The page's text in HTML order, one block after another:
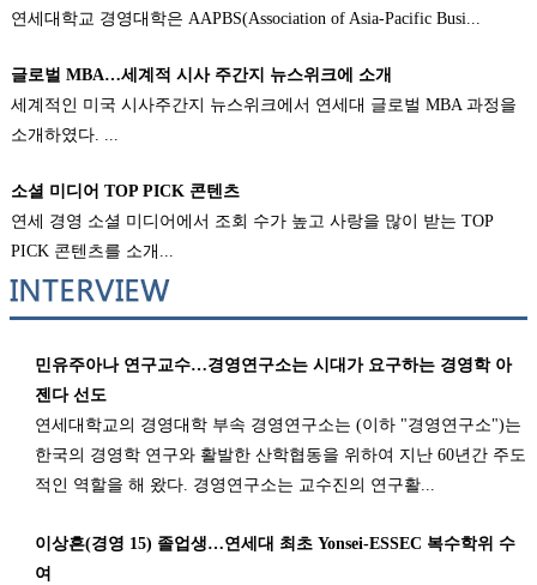
연세대학교 경영대학은 AAPBS(Association of Asia-Pacific Busi...
글로벌 MBA…세계적 시사 주간지 뉴스위크에 소개
세계적인 미국 시사주간지 뉴스위크에서 연세대 글로벌 MBA 과정을
소개하였다. ...
소셜 미디어 TOP PICK 콘텐츠
연세 경영 소셜 미디어에서 조회 수가 높고 사랑을 많이 받는 TOP
PICK 콘텐츠를 소개...
민유주아나 연구교수…경영연구소는 시대가 요구하는 경영학 아
젠다 선도
연세대학교의 경영대학 부속 경영연구소는 (이하 "경영연구소")는
한국의 경영학 연구와 활발한 산학협동을 위하여 지난 60년간 주도
적인 역할을 해 왔다. 경영연구소는 교수진의 연구활...
이상흔(경영 15) 졸업생…연세대 최초 Yonsei-ESSEC 복수학위 수
여